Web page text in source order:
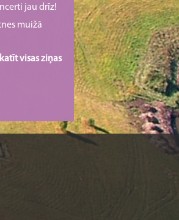
jau drīz!
muižā
visas ziņas